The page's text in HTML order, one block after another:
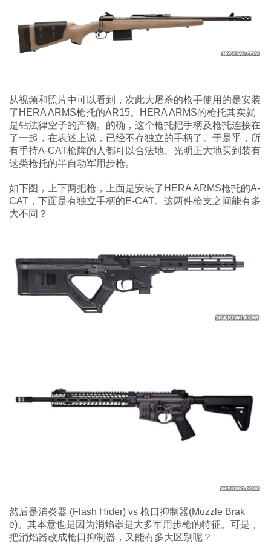
从视频和照片中可以看到，次此大屠杀的枪手使用的是安装
了HERA ARMS枪托的AR15。HERA ARMS的枪托其实就
是钻法律空子的产物。的确，这个枪托把手柄及枪托连接在
了一起，在表述上说，已经不存独立的手柄了。于是乎，所
有手持A-CAT枪牌的人都可以合法地、光明正大地买到装有
这类枪托的半自动军用步枪。
如下图，上下两把枪，上面是安装了HERA ARMS枪托的A-
CAT，下面是有独立手柄的E-CAT。这两件枪支之间能有多
大不同？
然后是消炎器 (Flash Hider) vs 枪口抑制器(Muzzle Brak
e)。其本意也是因为消焰器是大多军用步枪的特征。可是，
把消焰器改成枪口抑制器，又能有多大区别呢？